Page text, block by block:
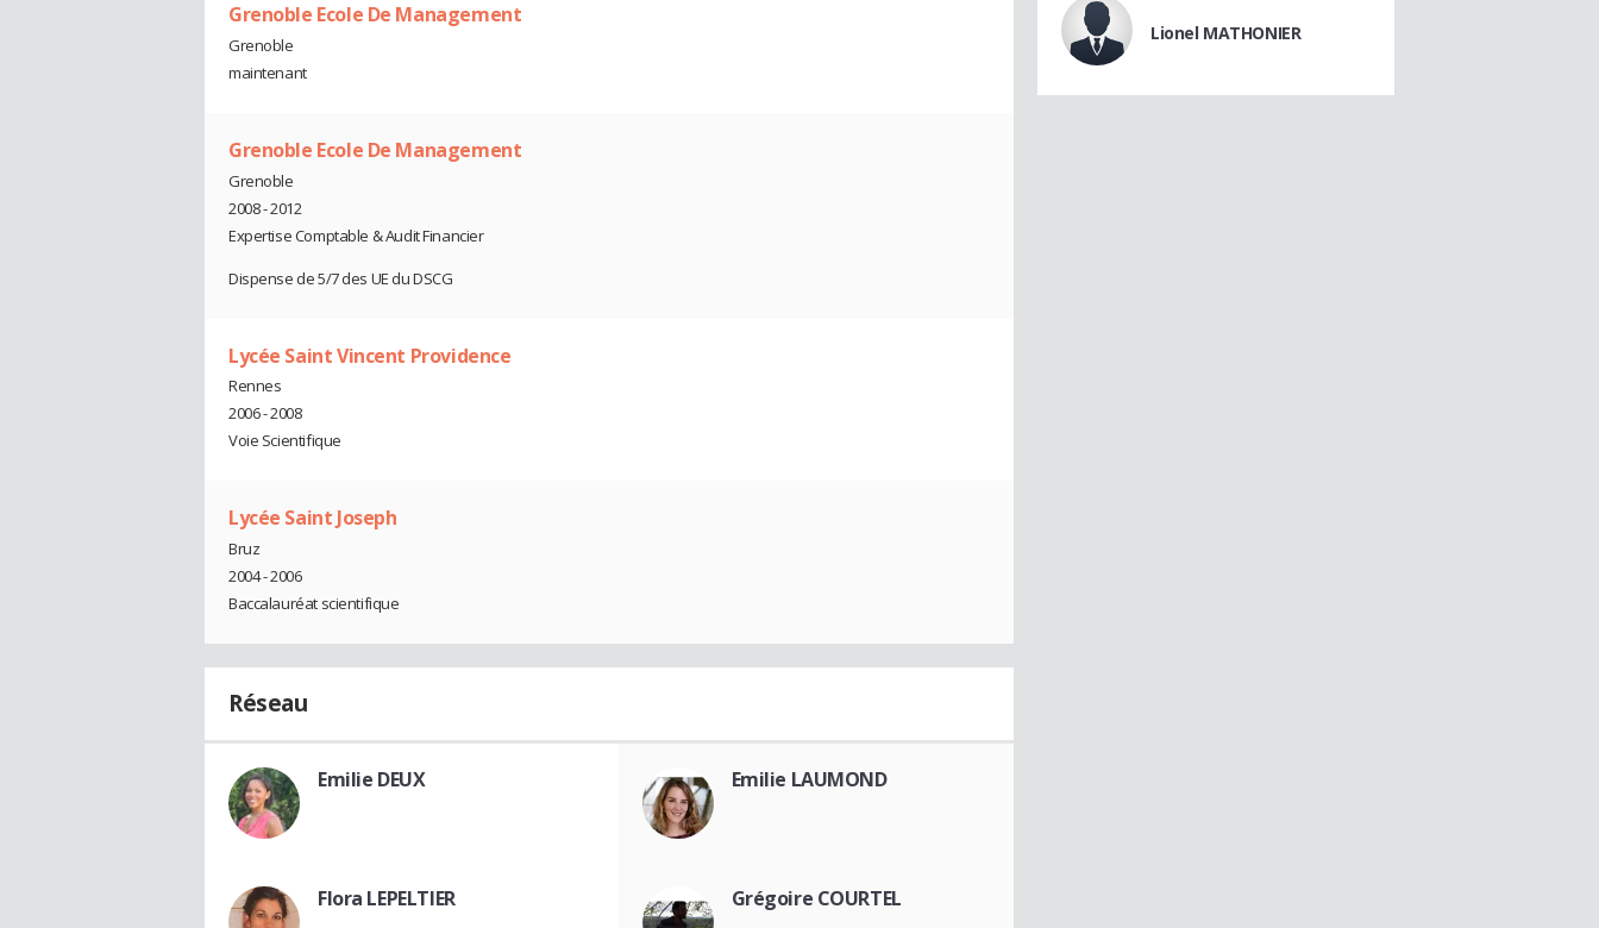
Grenoble Ecole De Management
Grenoble
maintenant
Grenoble Ecole De Management
Grenoble
2008 - 2012
Expertise Comptable & Audit Financier
Dispense de 5/7 des UE du DSCG
Lycée Saint Vincent Providence
Rennes
2006 - 2008
Voie Scientifique
Lycée Saint Joseph
Bruz
2004 - 2006
Baccalauréat scientifique
Réseau
Emilie DEUX Emilie LAUMOND
Flora LEPELTIER Grégoire COURTEL
Lionel MATHONIER